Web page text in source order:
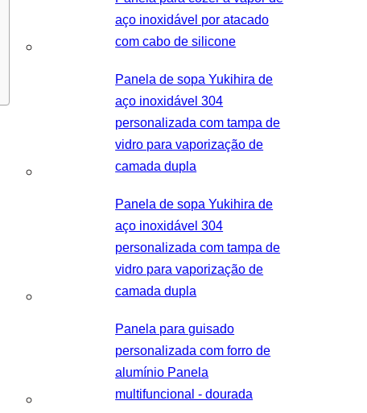
aço inoxidável por atacado
com cabo de silicone
Panela de sopa Yukihira de
aço inoxidável 304
personalizada com tampa de
vidro para vaporização de
camada dupla
Panela de sopa Yukihira de
aço inoxidável 304
personalizada com tampa de
vidro para vaporização de
camada dupla
Panela para guisado
personalizada com forro de
alumínio Panela
multifuncional - dourada